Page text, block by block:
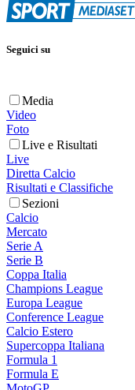
Seguici su
Media
Video
Foto
Live e Risultati
Live
Diretta Calcio
Risultati e Classifiche
Sezioni
Calcio
Mercato
Serie A
Serie B
Coppa Italia
Champions League
Europa League
Conference League
Calcio Estero
Supercoppa Italiana
Formula 1
Formula E